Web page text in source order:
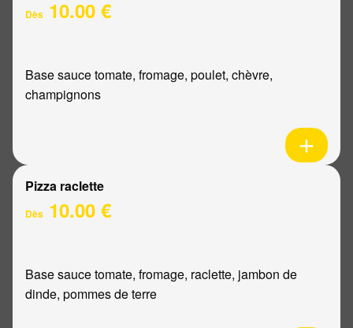
Dès 10.00 €
Base sauce tomate, fromage, poulet, chèvre,
champignons
Pizza raclette
Dès 10.00 €
Base sauce tomate, fromage, raclette, jambon de
dinde, pommes de terre